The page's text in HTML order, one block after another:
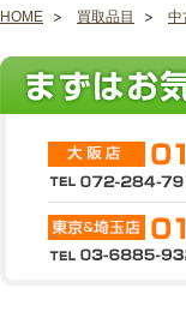
HOME 買取品目 中